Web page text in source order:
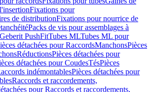
Fixations pour
de distributionFixations pour nourrice de
Packs de vis pour assemblages à
Geberit PushFitTubes MLTubes ML pour
détachées pour RaccordsManchonsPièces
RéductionsPièces détachées pour
détachées pour CoudesTésPièces
indémontablesPièces détachées pour
Raccords et raccordements,
pour Raccords et raccordements,